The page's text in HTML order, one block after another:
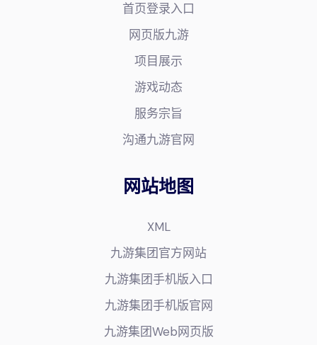
首页登录入口
网页版九游
项目展示
游戏动态
服务宗旨
沟通九游官网
网站地图
XML
九游集团官方网站
九游集团手机版入口
九游集团手机版官网
九游集团Web网页版